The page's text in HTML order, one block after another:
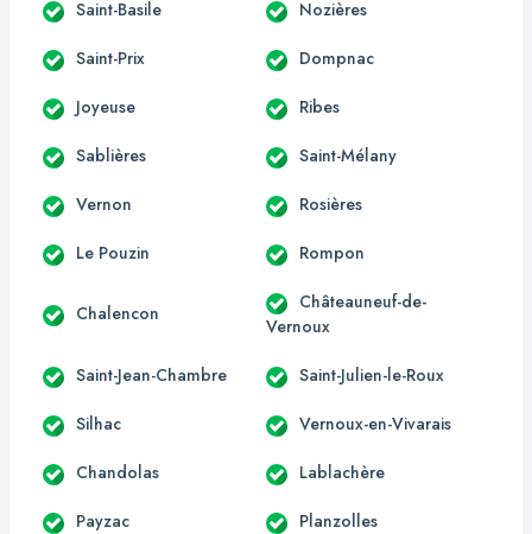
Saint-Basile Nozières
Saint-Prix Dompnac
Joyeuse Ribes
Sablières Saint-Mélany
Vernon Rosières
Le Pouzin Rompon
Chalencon
Châteauneuf-de-
Vernoux
Saint-Jean-Chambre Saint-Julien-le-Roux
Silhac Vernoux-en-Vivarais
Chandolas Lablachère
Payzac Planzolles